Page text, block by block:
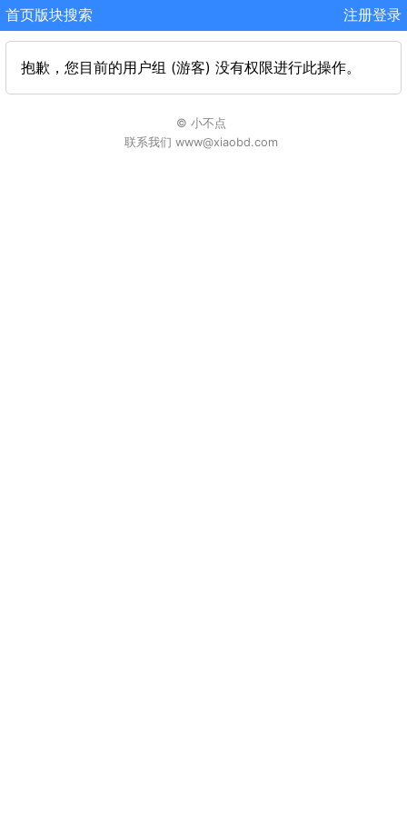
首页版块搜索 注册登录
抱歉，您目前的用户组 (游客) 没有权限进行此操作。
© 小不点
联系我们 www@xiaobd.com